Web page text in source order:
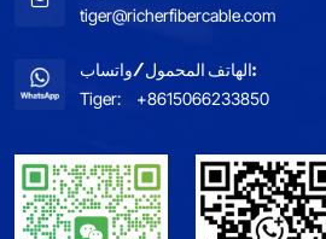
tiger@richerfibercable.com
الهاتف المحمول/واتساب:
Tiger:
+8615066233850